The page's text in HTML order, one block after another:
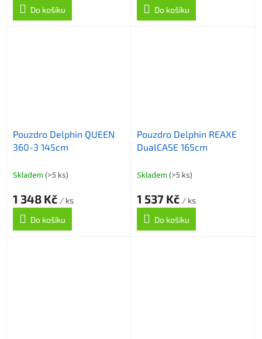
Do košíku
Do košíku
Pouzdro Delphin QUEEN
360-3 145cm
Skladem (>5 ks)
1 348 Kč / ks
Do košíku
Pouzdro Delphin REAXE
DualCASE 165cm
Skladem (>5 ks)
1 537 Kč / ks
Do košíku